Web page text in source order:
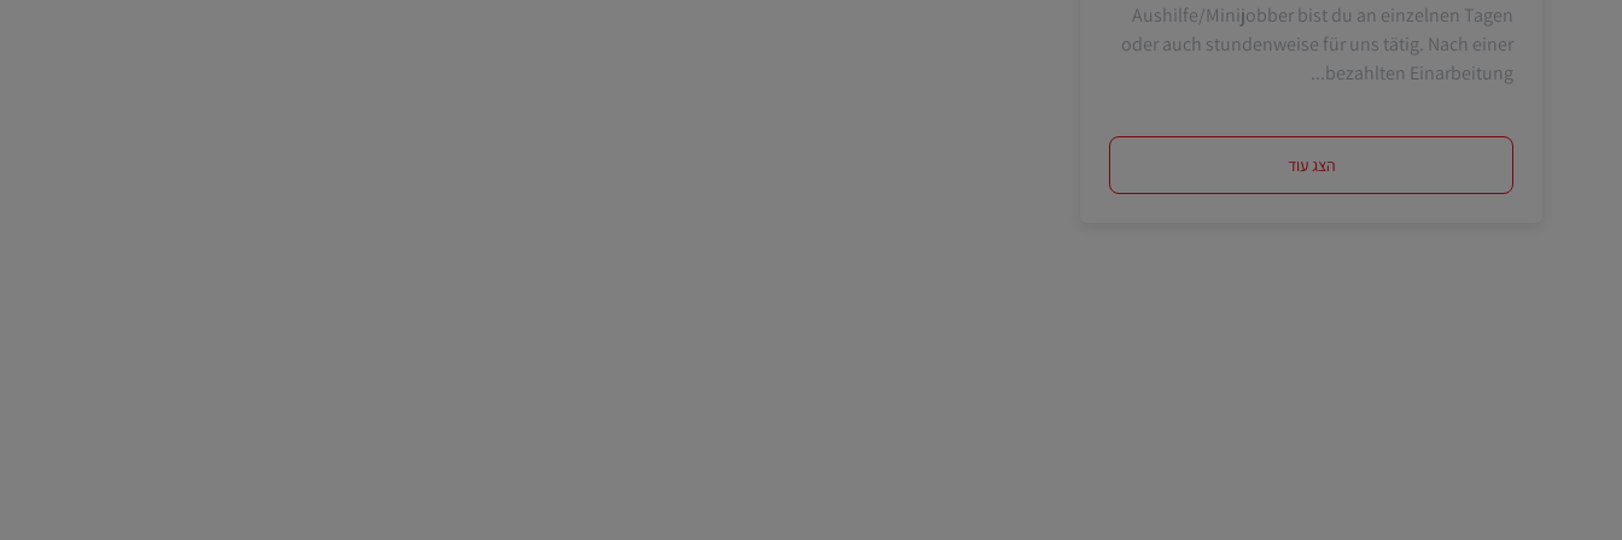
Aushilfe/Minijobber bist du an einzelnen Tagen
oder auch stundenweise für uns tätig. Nach einer
bezahlten Einarbeitung...
הצג עוד